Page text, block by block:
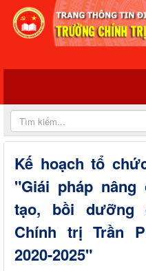
Kế hoạch tổ
"Giái pháp
tạo, bồi dưỡng
Chính trị Trần
2020-2025"